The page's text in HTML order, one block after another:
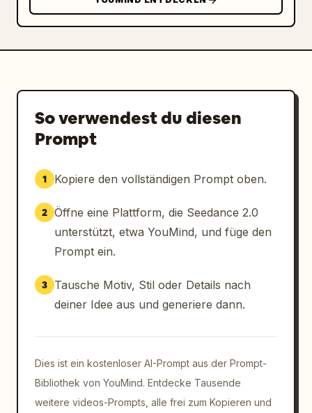
So verwendest du diesen
Prompt
1 Kopiere den vollständigen Prompt oben.
2 Öffne eine Plattform, die Seedance 2.0
unterstützt, etwa YouMind, und füge den
Prompt ein.
3
Tausche Motiv, Stil oder Details nach
deiner Idee aus und generiere dann.
Dies ist ein kostenloser AI-Prompt aus der Prompt-
Bibliothek von YouMind. Entdecke Tausende
weitere videos-Prompts, alle frei zum Kopieren und